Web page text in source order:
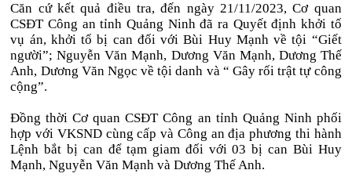
Căn cứ kết quả điều tra, đến ngày 21/11/2023, Cơ quan
CSĐT Công an tỉnh Quảng Ninh đã ra Quyết định khởi tố
vụ án, khởi tố bị can đối với Bùi Huy Mạnh về tội “Giết
người”; Nguyễn Văn Mạnh, Dương Văn Mạnh, Dương Thế
Anh, Dương Văn Ngọc về tội danh và “ Gây rối trật tự công
cộng”.
Đồng thời Cơ quan CSĐT Công an tỉnh Quảng Ninh phối
hợp với VKSND cùng cấp và Công an địa phương thi hành
Lệnh bắt bị can để tạm giam đối với 03 bị can Bùi Huy
Mạnh, Nguyễn Văn Mạnh và Dương Thế Anh.